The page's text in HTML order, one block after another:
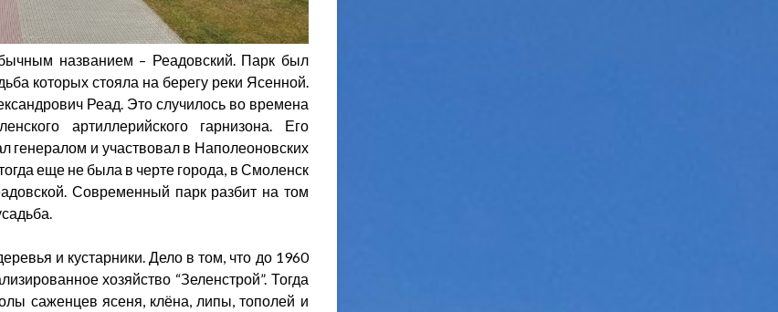
названием – Реадовский. Парк был
которых стояла на берегу реки Ясенной.
Реад. Это случилось во времена
артиллерийского гарнизона. Его
генералом и участвовал в Наполеоновских
еще не была в черте города, в Смоленск
Современный парк разбит на том
и кустарники. Дело в том, что до 1960
хозяйство “Зеленстрой”. Тогда
саженцев ясеня, клёна, липы, тополей и